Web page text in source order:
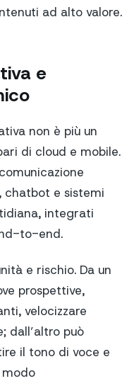
ad alto valore.
e
non è più un
di cloud e mobile.
chatbot e sistemi
integrati
to-end.
e rischio. Da un
prospettive,
velocizzare
dall’altro può
il tono di voce e
modo